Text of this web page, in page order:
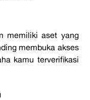
memiliki aset yang
membuka akses
kamu terverifikasi